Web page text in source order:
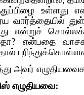
வார்த்தையில்
என்றுச்
என்பதை
அவர்
எழுதியவை: